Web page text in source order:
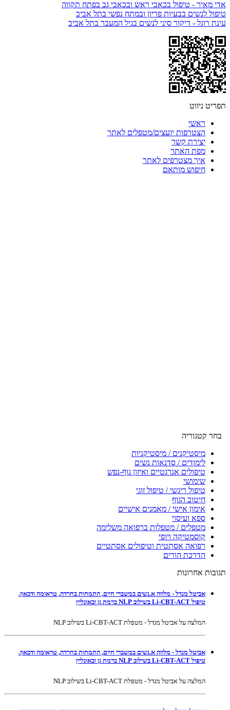
אדי מאיר - טיפול בכאבי ראש ובכאבי גב בפתח תקווה
טיפול לנשים בבעיות פריון ובמתח נפשי בתל אביב
עינת רוגל - דיקור סיני לנשים בגיל המעבר בתל אביב
תפריט ניווט
ראשי
הצטרפות יועצים/מטפלים לאתר
יצירת קשר
מפת האתר
איך מצטרפים לאתר
חיפוש מותאם
בחר קטגוריה
מיסטיקנים / מיסטיקניות
לימודים / סדנאות נשים
טיפולים אנרגטיים ואיזון גוף-נפש
שימושי
טיפול ריגשי / טיפול זוגי
חיטוב הגוף
אימון אישי / מאמנים אישיים
ספא ועיסוי
מטפלים / מטפלות ברפואה משלימה
קוסמטיקה ויופי
רפואה אסתטית וטיפולים אסתטיים
הדרכת הורים
תגובות אחרונות
אביטל מנדל - מלווה א.נשים במשברי חיים, התמחות בחרדה, טראומה ודכאון.
טיפול Li-CBT-ACT בשילוב NLP ברמת גן ובאונליין
המלצה על אביטל מנדל - מטפלת Li-CBT-ACT בשילוב NLP
אביטל מנדל - מלווה א.נשים במשברי חיים, התמחות בחרדה, טראומה ודכאון.
טיפול Li-CBT-ACT בשילוב NLP ברמת גן ובאונליין
המלצה על אביטל מנדל - מטפלת Li-CBT-ACT בשילוב NLP